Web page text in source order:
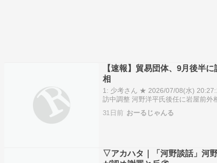
【速報】貿易団体、9月後半
相
1: 少考さん ★ 2026/07/08(水)
訪中調整 河野洋平氏後任に岩屋前
31日前 おーるじゃんる
▽アカハタ｜「河野談話」河